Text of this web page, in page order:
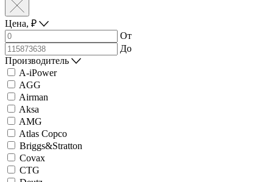
Цена, ₽
От
До
Производитель
A-iPower
AGG
Airman
Aksa
AMG
Atlas Copco
Briggs&Stratton
Covax
CTG